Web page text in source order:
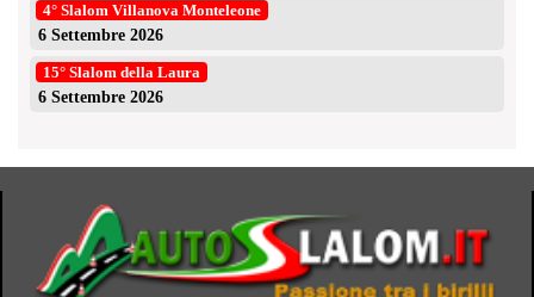
4° Slalom Villanova Monteleone
6 Settembre 2026
15° Slalom della Laura
6 Settembre 2026